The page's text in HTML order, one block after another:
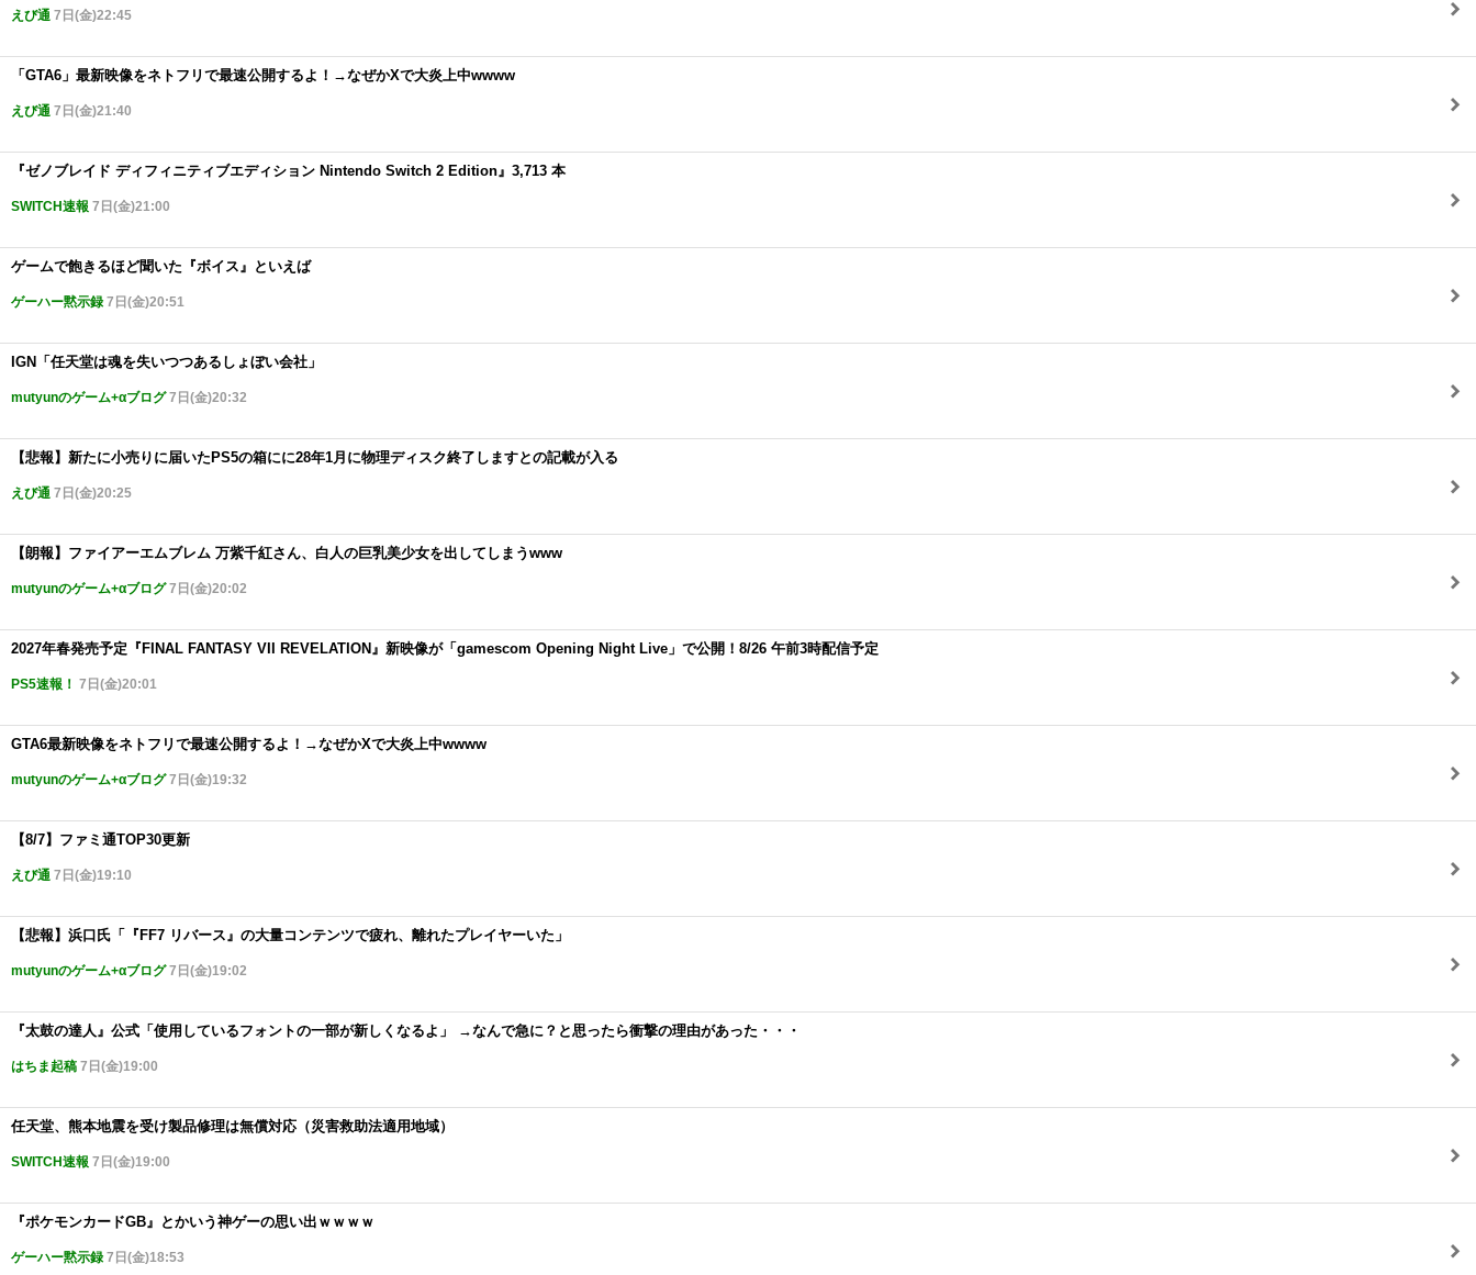
えび通 7日(金)22:45
「GTA6」最新映像をネトフリで最速公開するよ！→なぜかXで大炎上中wwww
えび通 7日(金)21:40
『ゼノブレイド ディフィニティブエディション Nintendo Switch 2 Edition』3,713 本
SWITCH速報 7日(金)21:00
ゲームで飽きるほど聞いた『ボイス』といえば
ゲーハー黙示録7日(金)20:51
IGN「任天堂は魂を失いつつあるしょぼい会社」
mutyunのゲーム+αブログ7日(金)20:32
【悲報】新たに小売りに届いたPS5の箱にに28年1月に物理ディスク終了しますとの記載が入る
えび通 7日(金)20:25
【朗報】ファイアーエムブレム 万紫千紅さん、白人の巨乳美少女を出してしまうwww
mutyunのゲーム+αブログ7日(金)20:02
2027年春発売予定『FINAL FANTASY VII REVELATION』新映像が「gamescom Opening Night Live」で公開！8/26 午前3時配信予定
PS5速報！ 7日(金)20:01
GTA6最新映像をネトフリで最速公開するよ！→なぜかXで大炎上中wwww
mutyunのゲーム+αブログ7日(金)19:32
【8/7】ファミ通TOP30更新
えび通 7日(金)19:10
【悲報】浜口氏「『FF7 リバース』の大量コンテンツで疲れ、離れたプレイヤーいた」
mutyunのゲーム+αブログ7日(金)19:02
『太鼓の達人』公式「使用しているフォントの一部が新しくなるよ」 →なんで急に？と思ったら衝撃の理由があった・・・
はちま起稿 7日(金)19:00
任天堂、熊本地震を受け製品修理は無償対応（災害救助法適用地域）
SWITCH速報 7日(金)19:00
『ポケモンカードGB』とかいう神ゲーの思い出ｗｗｗｗ
ゲーハー黙示録7日(金)18:53